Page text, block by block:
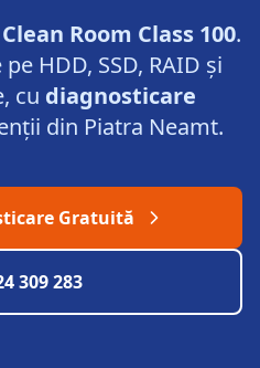
Clean Room Class 100.
HDD, SSD, RAID și
cu diagnosticare
din Piatra Neamt.
Gratuită
309 283